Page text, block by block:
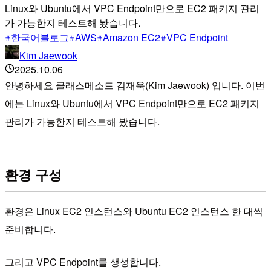
Linux와 Ubuntu에서 VPC Endpoint만으로 EC2 패키지 관리
가 가능한지 테스트해 봤습니다.
한국어블로그 AWS Amazon EC2 VPC Endpoint
Kim Jaewook
2025.10.06
안녕하세요 클래스메소드 김재욱(Kim Jaewook) 입니다. 이번
에는 Linux와 Ubuntu에서 VPC Endpoint만으로 EC2 패키지
관리가 가능한지 테스트해 봤습니다.
환경 구성
환경은 Linux EC2 인스턴스와 Ubuntu EC2 인스턴스 한 대씩
준비합니다.
그리고 VPC Endpoint를 생성합니다.